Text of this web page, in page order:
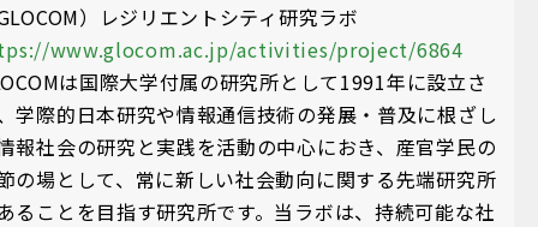
）レジリエントシティ研究ラボ
www.glocom.ac.jp/activities/project/6864
は国際大学付属の研究所として1991年に設立さ
学際的日本研究や情報通信技術の発展・普及に根ざし
報社会の研究と実践を活動の中心におき、産官学民の
の場として、常に新しい社会動向に関する先端研究所
ることを目指す研究所です。当ラボは、持続可能な社